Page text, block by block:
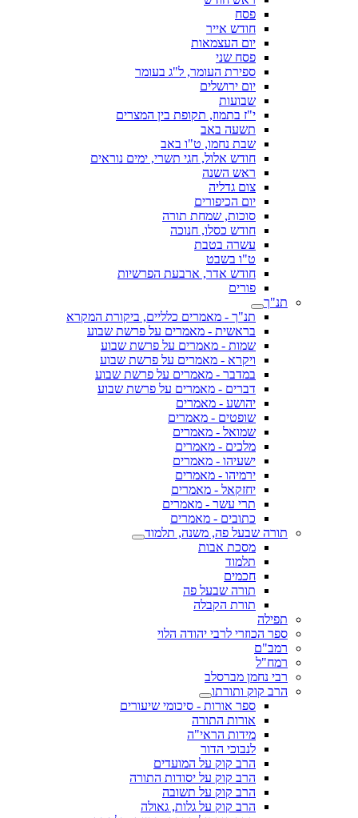
פסח
חודש אייר
יום העצמאות
פסח שני
ספירת העומר, ל"ג בעומר
יום ירושלים
שבועות
י"ז בתמוז, תקופת בין המצרים
תשעה באב
שבת נחמו, ט"ו באב
חודש אלול, חגי תשרי, ימים נוראים
ראש השנה
צום גדליה
יום הכיפורים
סוכות, שמחת תורה
חודש כסלו, חנוכה
עשרה בטבת
ט"ו בשבט
חודש אדר, ארבעת הפרשיות
פורים
תנ"ך
תנ"ך - מאמרים כלליים, ביקורת המקרא
בראשית - מאמרים על פרשת שבוע
שמות - מאמרים על פרשת שבוע
ויקרא - מאמרים על פרשת שבוע
במדבר - מאמרים על פרשת שבוע
דברים - מאמרים על פרשת שבוע
יהושע - מאמרים
שופטים - מאמרים
שמואל - מאמרים
מלכים - מאמרים
ישעיהו - מאמרים
ירמיהו - מאמרים
יחזקאל - מאמרים
תרי עשר - מאמרים
כתובים - מאמרים
תורה שבעל פה, משנה, תלמוד
מסכת אבות
תלמוד
חכמים
תורה שבעל פה
תורת הקבלה
תפילה
ספר הכוזרי לרבי יהודה הלוי
רמב"ם
רמח"ל
רבי נחמן מברסלב
הרב קוק ותורתו
ספר אורות - סיכומי שיעורים
אורות התורה
מידות הראי"ה
לנבוכי הדור
הרב קוק על המועדים
הרב קוק על יסודות התורה
הרב קוק על תשובה
הרב קוק על גלות, גאולה